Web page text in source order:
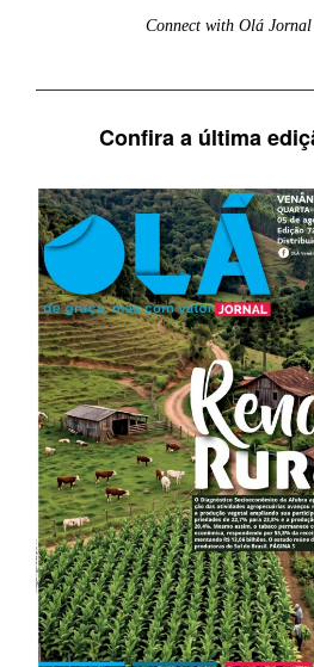
Connect with Olá Jornal
Confira a última